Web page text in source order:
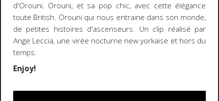
d'Orouni. Orouni, et sa pop chic, avec cette élégance
toute British. Orouni qui nous entraine dans son monde,
de petites histoires d'ascenseurs. Un clip réalisé par
Ange Leccia, une virée nocturne new yorkaise et hors du
temps.
Enjoy!